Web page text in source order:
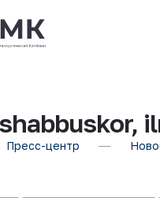
Пресс-центр